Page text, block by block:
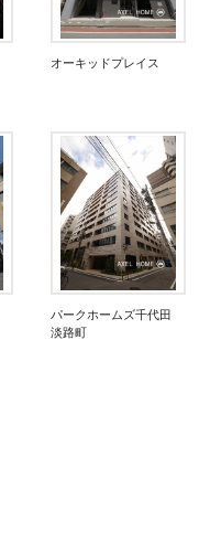
オーキッドプレイス
パークホームズ千代田
淡路町